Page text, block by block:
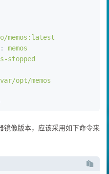
memos:latest
memos
stopped
opt/memos
像版本，应该采用如下命令来